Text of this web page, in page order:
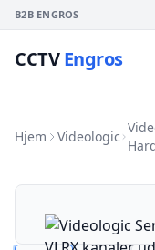
B2B ENGROS
CCTVEngros
Hjem Videologic